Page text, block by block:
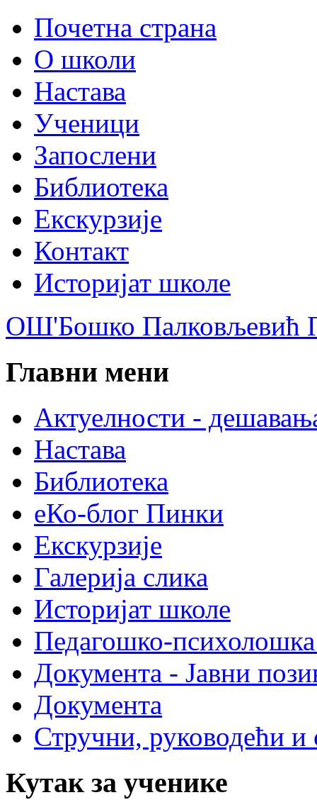
Почетна страна
О школи
Настава
Ученици
Запослени
Библиотека
Екскурзије
Контакт
Историјат школе
ОШ'Бошко Палковљевић
Главни мени
Актуелности -
Настава
Библиотека
еКо-блог Пинки
Екскурзије
Галерија слика
Историјат школе
Педагошко-психолошка
Документа - Јавни
Документа
Стручни, руководећи и
Кутак за ученике